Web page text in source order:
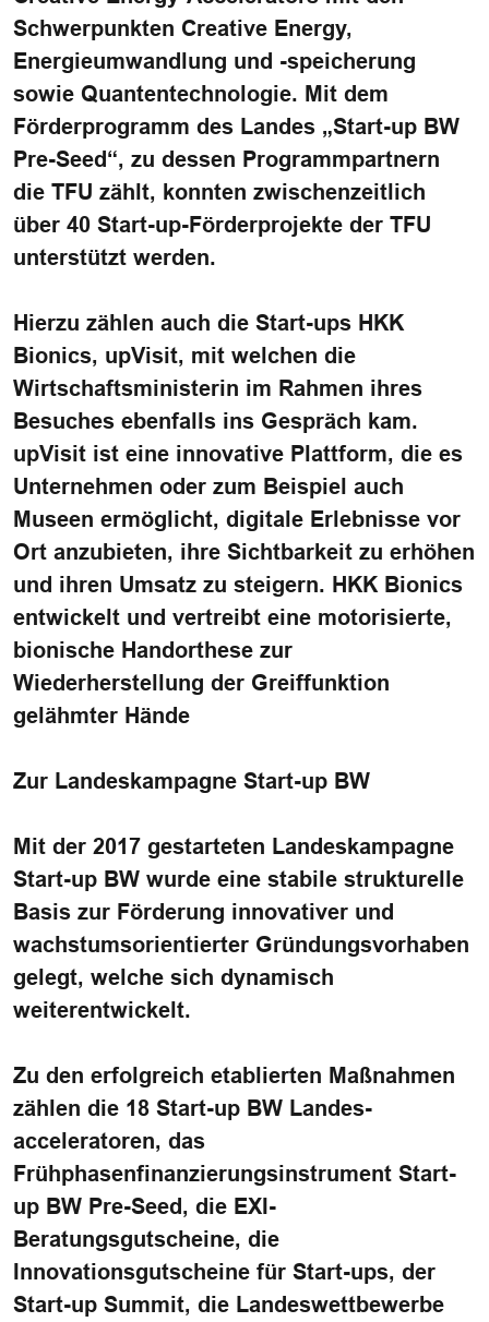
Schwerpunkten Creative Energy,
Energieumwandlung und -speicherung
sowie Quantentechnologie. Mit dem
Förderprogramm des Landes „Start-up BW
Pre-Seed“, zu dessen Programmpartnern
die TFU zählt, konnten zwischenzeitlich
über 40 Start-up-Förderprojekte der TFU
unterstützt werden.
Hierzu zählen auch die Start-ups HKK
Bionics, upVisit, mit welchen die
Wirtschaftsministerin im Rahmen ihres
Besuches ebenfalls ins Gespräch kam.
upVisit ist eine innovative Plattform, die es
Unternehmen oder zum Beispiel auch
Museen ermöglicht, digitale Erlebnisse vor
Ort anzubieten, ihre Sichtbarkeit zu erhöhen
und ihren Umsatz zu steigern. HKK Bionics
entwickelt und vertreibt eine motorisierte,
bionische Handorthese zur
Wiederherstellung der Greiffunktion
gelähmter Hände
Zur Landeskampagne Start-up BW
Mit der 2017 gestarteten Landeskampagne
Start-up BW wurde eine stabile strukturelle
Basis zur Förderung innovativer und
wachstumsorientierter Gründungsvorhaben
gelegt, welche sich dynamisch
weiterentwickelt.
Zu den erfolgreich etablierten Maßnahmen
zählen die 18 Start-up BW Landes-
acceleratoren, das
Frühphasenfinanzierungsinstrument Start-
up BW Pre-Seed, die EXI-
Beratungsgutscheine, die
Innovationsgutscheine für Start-ups, der
Start-up Summit, die Landeswettbewerbe